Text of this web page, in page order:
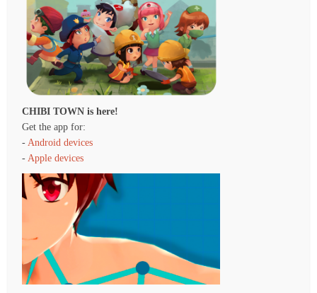
CHIBI TOWN is here!
Get the app for:
- Android devices
- Apple devices